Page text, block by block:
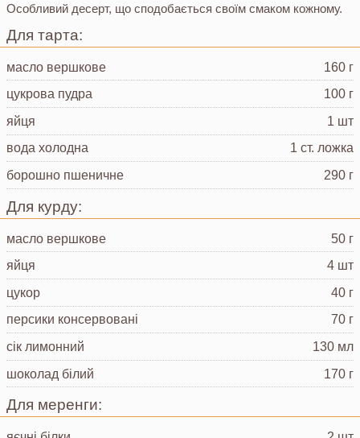
Особливий десерт, що сподобається своїм смаком кожному.
Для тарта:
масло вершкове
160 г
цукрова пудра
100 г
яйця
1 шт
вода холодна
1 ст. ложка
борошно пшеничне
290 г
Для курду:
масло вершкове
50 г
яйця
4 шт
цукор
40 г
персики консервовані
70 г
сік лимонний
130 мл
шоколад білий 170 г
Для меренги: